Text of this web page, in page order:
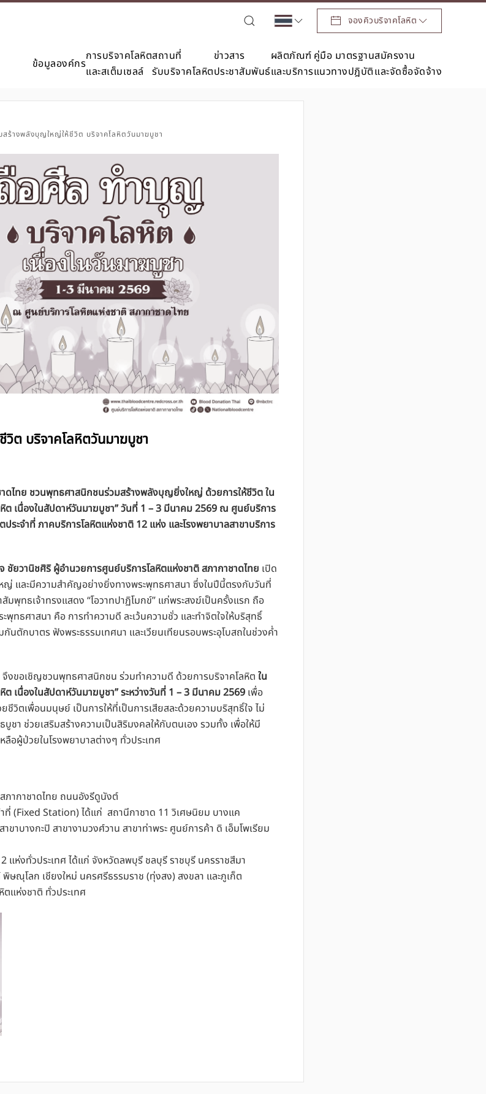
จองคิวบริจาคโลหิต
ข้อมูลองค์กร
การบริจาคโลหิต
และสเต็มเซลล์
สถานที่
รับบริจาคโลหิต
ข่าวสาร
ประชาสัมพันธ์
ผลิตภัณฑ์
และบริการ
คู่มือ มาตรฐาน
แนวทางปฎิบัติ
สมัครงาน
และจัดซื้อจัดจ้าง
สร้างพลังบุญใหญ่ให้ชีวิต บริจาคโลหิตวันมาฆบูชา
ต บริจาคโลหิตวันมาฆบูชา
ดไทย ชวนพุทธศาสนิกชนร่วมสร้างพลังบุญยิ่งใหญ่ ด้วยการให้ชีวิต ใน
ต เนื่องในสัปดาห์วันมาฆบูชา” วันที่ 1 – 3 มีนาคม 2569 ณ ศูนย์บริการ
ระจำที่ ภาคบริการโลหิตแห่งชาติ 12 แห่ง และโรงพยาบาลสาขาบริการ
ยวานิชศิริ ผู้อำนวยการศูนย์บริการโลหิตแห่งชาติ สภากาชาดไทย เปิด
ญ่ และมีความสำคัญอย่างยิ่งทางพระพุทธศาสนา ซึ่งในปีนี้ตรงกับวันที่
พุทธเจ้าทรงแสดง “โอวาทปาฏิโมกข์” แก่พระสงฆ์เป็นครั้งแรก ถือ
พุทธศาสนา คือ การทำความดี ละเว้นความชั่ว และทำจิตใจให้บริสุทธิ์
ตักบาตร ฟังพระธรรมเทศนา และเวียนเทียนรอบพระอุโบสถในช่วงค่ำ
งขอเชิญชวนพุทธศาสนิกชน ร่วมทำความดี ด้วยการบริจาคโลหิต ใน
เนื่องในสัปดาห์วันมาฆบูชา” ระหว่างวันที่ 1 – 3 มีนาคม 2569 เพื่อ
ชีวิตเพื่อนมนุษย์ เป็นการให้ที่เป็นการเสียสละด้วยความบริสุทธิ์ใจ ไม่
ชา ช่วยเสริมสร้างความเป็นสิริมงคลให้กับตนเอง รวมทั้ง เพื่อให้มี
อผู้ป่วยในโรงพยาบาลต่างๆ ทั่วประเทศ
กาชาดไทย ถนนอังรีดูนังต์
(Fixed Station) ได้แก่ สถานีกาชาด 11 วิเศษนิยม บางแค
ขาบางกะปิ สาขางามวงศ์วาน สาขาท่าพระ ศูนย์การค้า ดิ เอ็มโพเรียม
ห่งทั่วประเทศ ได้แก่ จังหวัดลพบุรี ชลบุรี ราชบุรี นครราชสีมา
ษณุโลก เชียงใหม่ นครศรีธรรมราช (ทุ่งสง) สงขลา และภูเก็ต
แห่งชาติ ทั่วประเทศ